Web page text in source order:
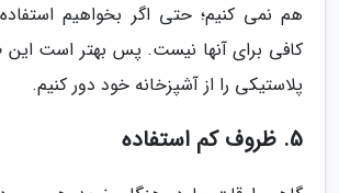
هم نمی کنیم؛ حتی اگر بخواهیم
کافی برای آنها نیست. پس بهتر است
پلاستیکی را از آشپزخانه خود دور کنیم.
5. ظروف کم استفاده